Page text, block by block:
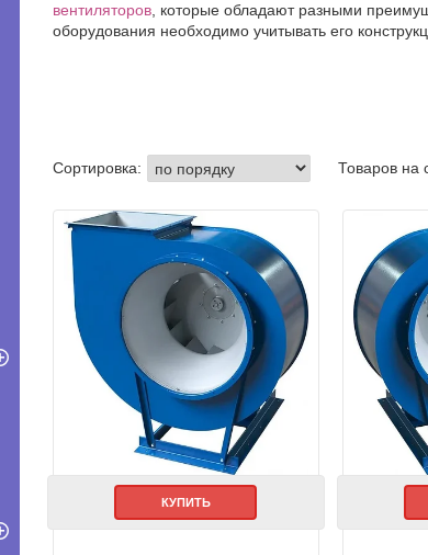
вентиляторов , которые обладают разными
оборудования необходимо учитывать его
КУПИТЬ